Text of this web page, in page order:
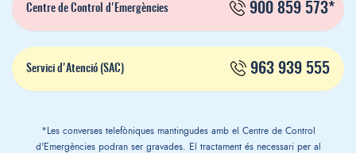
Centre de Control d'Emergències 900 859 573*
Servici d'Atenció (SAC) 963 939 555
*Les converses telefòniques mantingudes amb el Centre de Control
d'Emergències podran ser gravades. El tractament és necessari per al